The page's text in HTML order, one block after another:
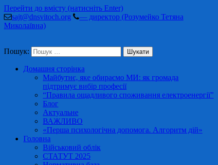
Перейти до вмісту (натисніть Enter)
sajt@dnsvitoch.org
— директор (Розумейко Тетяна
Миколаївна)
Пошук:
Домашня сторінка
Майбутнє, яке обираємо МИ: як громада
підтримує вибір професії
“Правила ощадливого споживання електроенергії”
Блог
Актуальне
ВАЖЛИВО
«Перша психологічна допомога. Алгоритм дій»
Головна
Військовий облік
СТАТУТ 2025